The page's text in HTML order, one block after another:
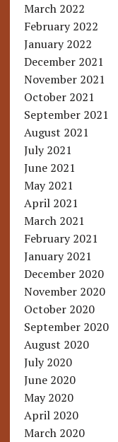
March 2022
February 2022
January 2022
December 2021
November 2021
October 2021
September 2021
August 2021
July 2021
June 2021
May 2021
April 2021
March 2021
February 2021
January 2021
December 2020
November 2020
October 2020
September 2020
August 2020
July 2020
June 2020
May 2020
April 2020
March 2020